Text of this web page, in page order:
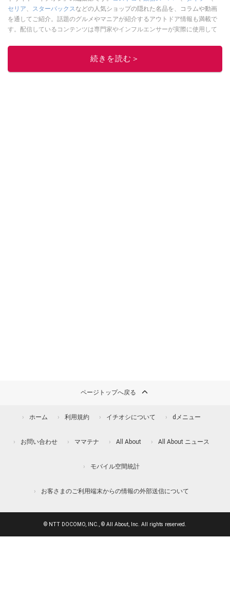
セリア
スターバックス などの人気ショップの隠れた名品を、コラムや動画
を通してご紹介。話題のグルメやマニアが紹介するアウトドア情報も満載で
す。配信しているコンテンツは専門家やインフルエンサーが実際に使用して
ニュースでフォロー
続きを読む＞
ページトップへ戻る
ホーム 利用規約 イチオシについて dメニュー
お問い合わせ ママテナ All About All About ニュース
モバイル空間統計
お客さまのご利用端末からの情報の外部送信について
© NTT DOCOMO, INC., © All About, Inc. All rights reserved.